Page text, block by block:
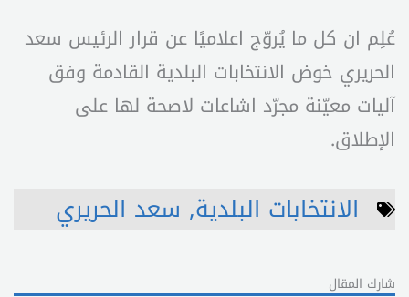
عُلِم ان كل ما يُروّج اعلاميًا عن قرار الرئيس سعد
الحريري خوض الانتخابات البلدية القادمة وفق
آليات معيّنة مجرّد اشاعات لاصحة لها على
الإطلاق.
الانتخابات البلدية, سعد الحريري
شارك المقال